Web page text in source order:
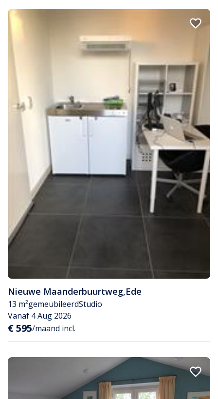
Nieuwe Maanderbuurtweg,Ede
13 m²gemeubileerdStudio
Vanaf 4 Aug 2026
€ 595/maand incl.